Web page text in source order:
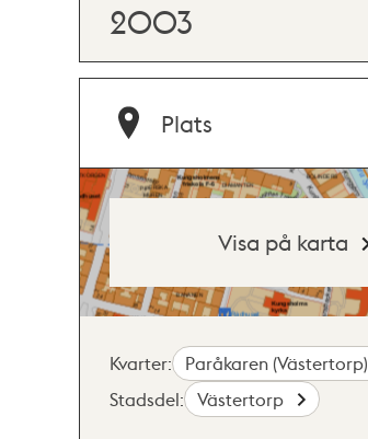
2003
Plats
Visa på karta
Kvarter:
Paråkaren (Västertorp)
Stadsdel:
Västertorp